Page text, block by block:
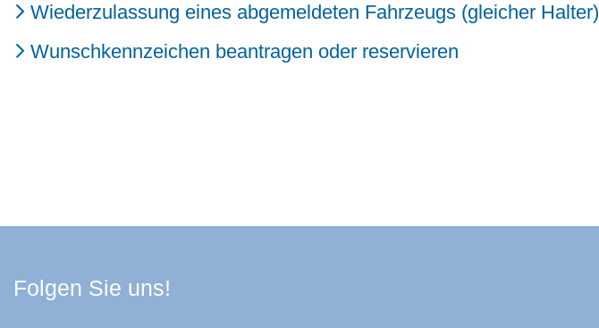
Wiederzulassung eines abgemeldeten Fahrzeugs (gleicher Halter)
Wunschkennzeichen beantragen oder reservieren
Folgen Sie uns!